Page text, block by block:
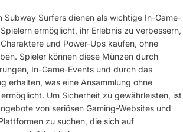
Subway Surfers dienen als wichtige In-Game-
ermöglicht, ihr Erlebnis zu verbessern,
und Power-Ups kaufen, ohne
Spieler können diese Münzen durch
In-Game-Events und durch das
erhalten, was eine Ansammlung ohne
Um Sicherheit zu gewährleisten, ist
von seriösen Gaming-Websites und
zu suchen, die sich auf